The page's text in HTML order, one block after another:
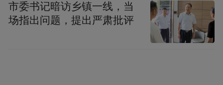
蒙原生版铁路12306首次“迎战春运”，智行火
车票、高铁管家等三方应用也已上架。除基
础的购票功能外，预约抢票、行程管理等贴
市委书记暗访乡镇一线，当
场指出问题，提出严肃批评